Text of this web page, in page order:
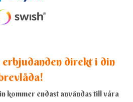
direkt i din
kommer endast användas till våra